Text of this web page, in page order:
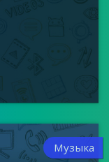
Музыка